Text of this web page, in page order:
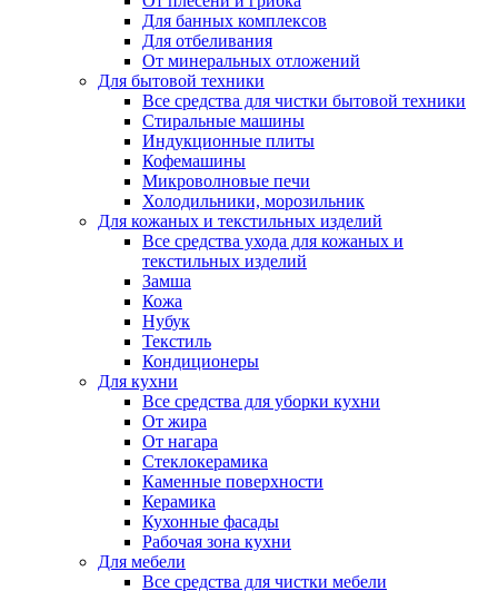
Для банных комплексов
Для отбеливания
От минеральных отложений
Для бытовой техники
Все средства для чистки бытовой техники
Стиральные машины
Индукционные плиты
Кофемашины
Микроволновые печи
Холодильники, морозильник
Для кожаных и текстильных изделий
Все средства ухода для кожаных и
текстильных изделий
Замша
Кожа
Нубук
Текстиль
Кондиционеры
Для кухни
Все средства для уборки кухни
От жира
От нагара
Стеклокерамика
Каменные поверхности
Керамика
Кухонные фасады
Рабочая зона кухни
Для мебели
Все средства для чистки мебели